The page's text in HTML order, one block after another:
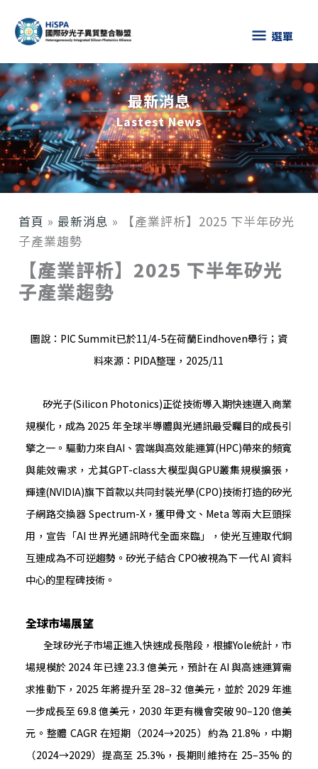
要
內
容
單
選單
最新消息
Lastest News
首頁 » 最新消息 »
【產業評析】2025 下半年矽光
子產業趨勢
【產業評析】2025 下半年矽光
子產業趨勢
圖說：PIC Summit已於11/4-5在荷蘭Eindhoven舉行；資
料來源：PIDA整理，2025/11
矽光子(Silicon Photonics)正從技術導入期快速邁入商業
規模化，成為 2025 年全球半導體與光通訊最受矚目的成長引
擎之一。驅動力來自AI、雲端與高效能運算(HPC)帶來的頻寬
與能效需求，尤其GPT-class大模型與GPU叢集規模擴張，
輝達(NVIDIA)旗下首款以共同封裝光學(CPO)技術打造的矽光
子網路交換器 Spectrum-X，獲甲骨文、Meta 等兩大巨頭採
用，宣告「AI 世界光通訊時代全面來臨」，使光互連取代銅
互連成為不可逆趨勢。矽光子結合 CPO被視為下一代 AI 資料
中心的里程碑技術。
全球市場展望
全球矽光子市場正進入快速成長階段，根據Yole統計，市
場規模於 2024 年已達 23.3 億美元，預計在 AI 與高速運算需
求推動下，2025 年將提升至 28–32 億美元，並於 2029 年進
一步成長至 69.8 億美元，2030 年更有機會突破 90–120 億美
元。整體 CAGR 在短期（2024→2025）約為 21.8%，中期
（2024→2029）提高至 25.3%，長期則維持在 25–35% 的